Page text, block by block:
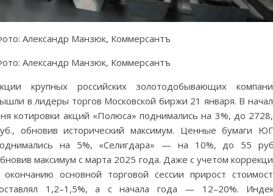
Александр Манзюк, Коммерсантъ
Александр Манзюк, Коммерсантъ
крупных российских золотодобывающих
в лидеры торгов Московской биржи 21 января. В
котировки акций «Полюса» поднимались на 3%, до
обновив исторический максимум. Ценные бумаги
на 5%, «Селигдара» — на 10%, до 55
максимум с марта 2025 года. Даже с учетом
окончанию основной торговой сессии прирост
1,2–1,5%, а с начала года — 12–20%.